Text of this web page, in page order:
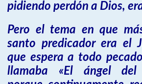
pidiendo perdón a Dios,
Pero el tema en que
santo predicador era el
que espera a todo
llamaba «El ángel del